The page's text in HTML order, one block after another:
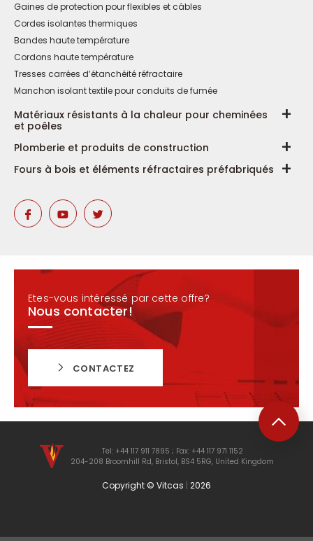
Gaines de protection pour flexibles et câbles
Cordes isolantes thermiques
Bandes haute température
Cordons haute température
Tresses carrées d’étanchéité réfractaire
Manchon isolant textile pour conduits de fumée
Matériaux résistants à la chaleur pour cheminées
et poêles
Plomberie et produits de construction
Fours à bois et éléments réfractaires préfabriqués
Etes-vous intéressé par cette offre?
Nous contacter!
CONTACTEZ
Tel: +44 117 911 7895 ; Fax: +44 117 971 1152
204-208 Broomhill Rd, Bristol, BS4 5RG, United Kingdom
Copyright © Vitcas | 2026